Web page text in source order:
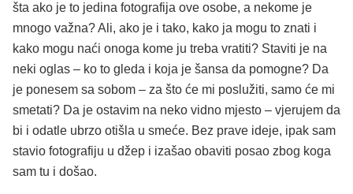
šta ako je to jedina fotografija ove osobe, a nekome je
mnogo važna? Ali, ako je i tako, kako ja mogu to znati i
kako mogu naći onoga kome ju treba vratiti? Staviti je na
neki oglas – ko to gleda i koja je šansa da pomogne? Da
je ponesem sa sobom – za što će mi poslužiti, samo će mi
smetati? Da je ostavim na neko vidno mjesto – vjerujem da
bi i odatle ubrzo otišla u smeće. Bez prave ideje, ipak sam
stavio fotografiju u džep i izašao obaviti posao zbog koga
sam tu i došao.